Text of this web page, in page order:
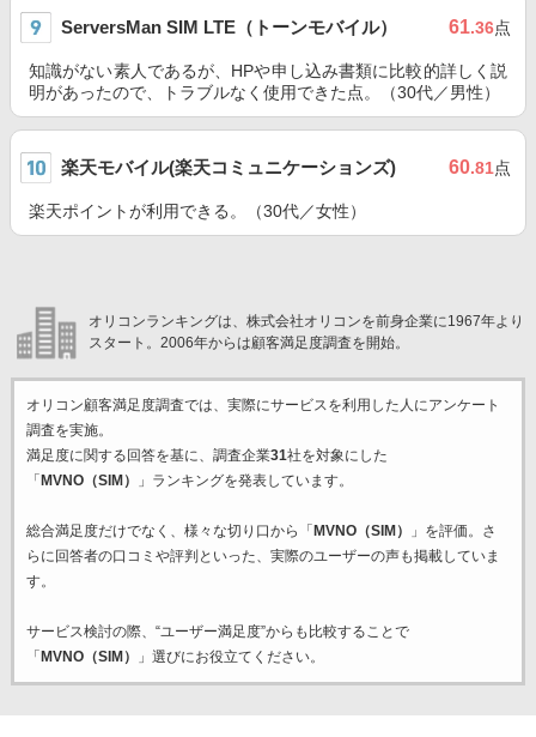
ServersMan SIM LTE（トーンモバイル） 61.36点
知識がない素人であるが、HPや申し込み書類に比較的詳しく説
明があったので、トラブルなく使用できた点。（30代／男性）
楽天モバイル(楽天コミュニケーションズ) 60.81点
楽天ポイントが利用できる。（30代／女性）
オリコンランキングは、株式会社オリコンを前身企業に1967年より
スタート。2006年からは顧客満足度調査を開始。
オリコン顧客満足度調査では、実際にサービスを利用した 人にアンケート
調査を実施。
満足度に関する回答を基に、調査企業31社を対象にした
「 MVNO（SIM） 」ランキングを発表しています。
総合満足度だけでなく、様々な切り口から「 MVNO（SIM）
」を評価。さ
らに回答者の口コミや評判といった、実際のユーザーの声も掲載していま
す。
サービス検討の際、“ユーザー満足度”からも比較することで
「 MVNO（SIM） 」選びにお役立てください。